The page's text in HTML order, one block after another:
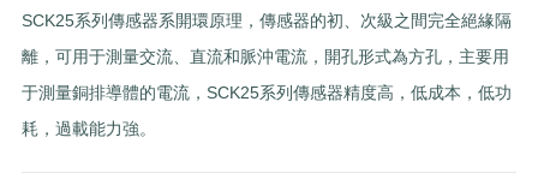
SCK25系列傳感器系開環原理，傳感器的初、次級之間完全絕緣隔
離，可用于測量交流、直流和脈沖電流，開孔形式為方孔，主要用
于測量銅排導體的電流，SCK25系列傳感器精度高，低成本，低功
耗，過載能力強。